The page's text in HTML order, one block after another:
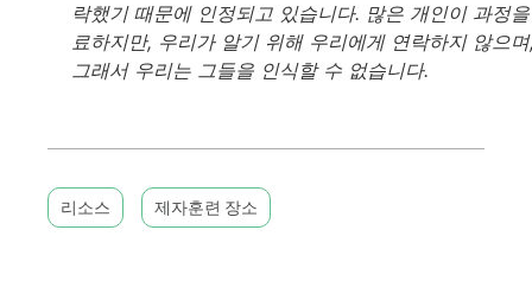
락했기 때문에 인정되고 있습니다. 많은 개인이 과정
료하지만, 우리가 알기 위해 우리에게 연락하지 않으
그래서 우리는 그들을 인식할 수 없습니다.
리소스 제자훈련 장소